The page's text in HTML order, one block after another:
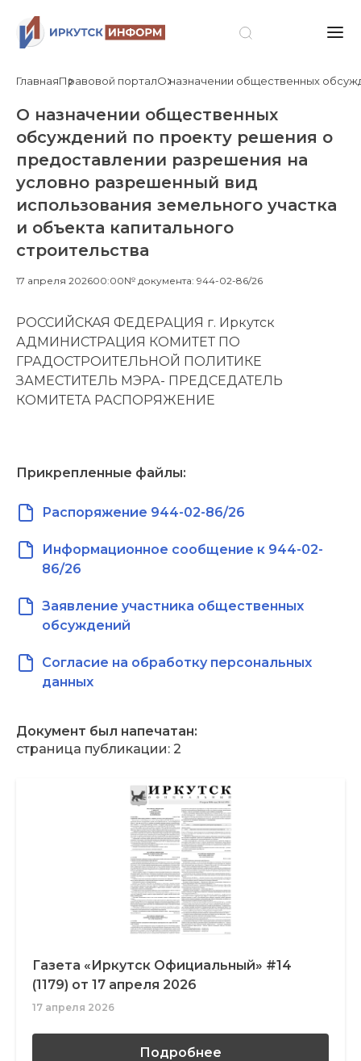
ГлавнаяПравовой порталО назначении общественных
О назначении общественных
обсуждений по проекту решения о
предоставлении разрешения на
условно разрешенный вид
использования земельного участка
и объекта капитального
строительства
17 апреля 202600:00№ документа: 944-02-86/26
РОССИЙСКАЯ ФЕДЕРАЦИЯ г. Иркутск
АДМИНИСТРАЦИЯ КОМИТЕТ ПО
ГРАДОСТРОИТЕЛЬНОЙ ПОЛИТИКЕ
ЗАМЕСТИТЕЛЬ МЭРА- ПРЕДСЕДАТЕЛЬ
КОМИТЕТА РАСПОРЯЖЕНИЕ
Прикрепленные файлы:
Распоряжение 944-02-86/26
Информационное сообщение к 944-02-
86/26
Заявление участника общественных
обсуждений
Согласие на обработку персональных
данных
Документ был напечатан:
страница публикации: 2
Газета «Иркутск Официальный» #14
(1179) от 17 апреля 2026
17 апреля 2026
Подробнее